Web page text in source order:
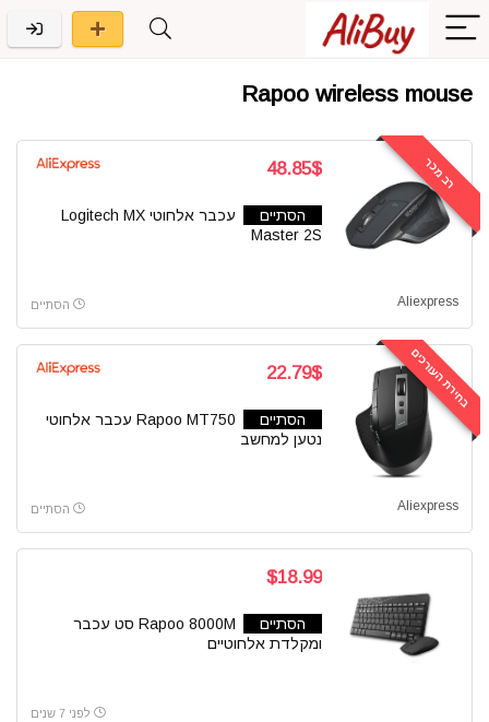
Rapoo wireless mouse
רב מכר 48.85$
הסתיים
עכבר אלחוטי Logitech MX
Master 2S
Aliexpress הסתיים
בחירת העורכים 22.79$
הסתיים
Rapoo MT750 עכבר אלחוטי
נטען למחשב
Aliexpress הסתיים
$18.99
הסתיים
Rapoo 8000M סט עכבר
ומקלדת אלחוטיים
לפני 7 שנים